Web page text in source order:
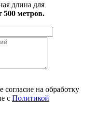
длина для
500 метров.
на обработку
с Политикой